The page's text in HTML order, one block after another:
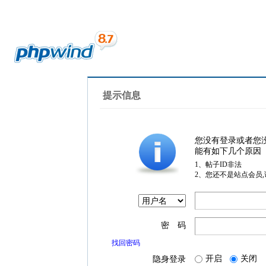
提示信息
您没有登录或者您
能有如下几个原因
1、帖子ID非法
2、您还不是站点会员
密 码
找回密码
隐身登录 开启 关闭